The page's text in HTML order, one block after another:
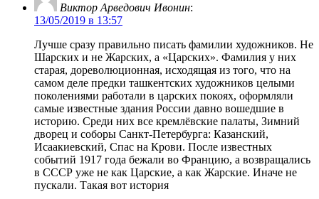
Виктор Арведович Ивонин:
13/05/2019 в 13:57
Лучше сразу правильно писать фамилии художников. Не
Шарских и не Жарских, а «Царских». Фамилия у них
старая, дореволюционная, исходящая из того, что на
самом деле предки ташкентских художников целыми
поколениями работали в царских покоях, оформляли
самые известные здания России давно вошедшие в
историю. Среди них все кремлёвские палаты, Зимний
дворец и соборы Санкт-Петербурга: Казанский,
Исаакиевский, Спас на Крови. После известных
событий 1917 года бежали во Францию, а возвращались
в СССР уже не как Царские, а как Жарские. Иначе не
пускали. Такая вот история